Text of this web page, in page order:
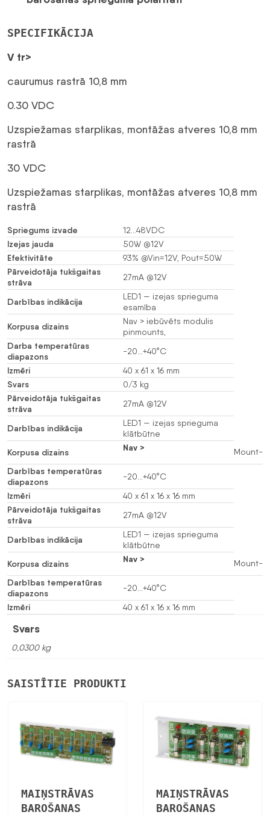
SPECIFIKĀCIJA
V tr>
caurumus rastrā 10,8 mm
0.30 VDC
Uzspiežamas starplikas, montāžas atveres 10,8 mm
rastrā
30 VDC
Uzspiežamas starplikas, montāžas atveres 10,8 mm
rastrā
Spriegums izvade 12…48VDC
Izejas jauda 50W @12V
Efektivitāte 93% @Vin=12V, Pout=50W
Pārveidotāja tukšgaitas
strāva
27mA @12V
Darbības indikācija
LED1 — izejas sprieguma
esamība
Korpusa dizains
Nav > iebūvēts modulis
pinmounts,
Darba temperatūras
diapazons
-20…+40°C
Izmēri 40 x 61 x 16 mm
Svars 0/3 kg
Pārveidotāja tukšgaitas
strāva
27mA @12V
Darbības indikācija
LED1 — izejas sprieguma
klātbūtne
Korpusa dizains Nav > Mount-
Darbības temperatūras
diapazons
-20…+40°C
Izmēri 40 x 61 x 16 x 16 mm
Pārveidotāja tukšgaitas
strāva
27mA @12V
Darbības indikācija
LED1 — izejas sprieguma
klātbūtne
Korpusa dizains Nav > Mount-
Darbības temperatūras
diapazons
-20…+40°C
Izmēri 40 x 61 x 16 x 16 mm
Svars
0,0300 kg
SAISTĪTIE PRODUKTI
MAIŅSTRĀVAS
BAROŠANAS
MAIŅSTRĀVAS
BAROŠANAS